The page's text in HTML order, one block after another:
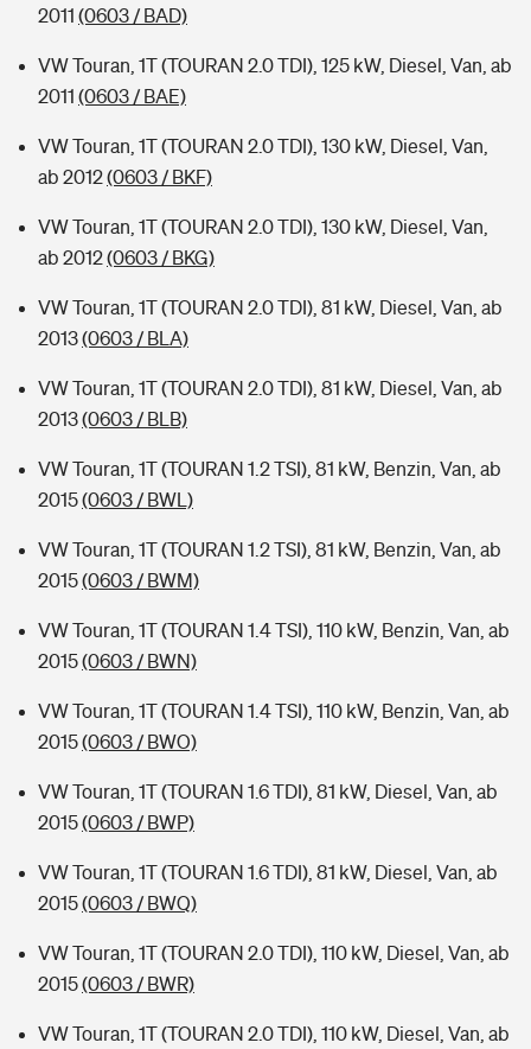
2011 (0603 / BAD)
VW Touran, 1T (TOURAN 2.0 TDI), 125 kW, Diesel, Van, ab
2011 (0603 / BAE)
VW Touran, 1T (TOURAN 2.0 TDI), 130 kW, Diesel, Van,
ab 2012(0603 / BKF)
VW Touran, 1T (TOURAN 2.0 TDI), 130 kW, Diesel, Van,
ab 2012(0603 / BKG)
VW Touran, 1T (TOURAN 2.0 TDI), 81 kW, Diesel, Van, ab
2013(0603 / BLA)
VW Touran, 1T (TOURAN 2.0 TDI), 81 kW, Diesel, Van, ab
2013(0603 / BLB)
VW Touran, 1T (TOURAN 1.2 TSI), 81 kW, Benzin, Van, ab
2015(0603 / BWL)
VW Touran, 1T (TOURAN 1.2 TSI), 81 kW, Benzin, Van, ab
2015(0603 / BWM)
VW Touran, 1T (TOURAN 1.4 TSI), 110 kW, Benzin, Van, ab
2015(0603 / BWN)
VW Touran, 1T (TOURAN 1.4 TSI), 110 kW, Benzin, Van, ab
2015(0603 / BWO)
VW Touran, 1T (TOURAN 1.6 TDI), 81 kW, Diesel, Van, ab
2015(0603 / BWP)
VW Touran, 1T (TOURAN 1.6 TDI), 81 kW, Diesel, Van, ab
2015(0603 / BWQ)
VW Touran, 1T (TOURAN 2.0 TDI), 110 kW, Diesel, Van, ab
2015(0603 / BWR)
VW Touran, 1T (TOURAN 2.0 TDI), 110 kW, Diesel, Van, ab